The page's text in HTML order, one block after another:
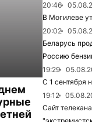
20:46
В Могилеве
20:02
Беларусь
Россию
19:29
С 1 сентября
19:12
Сайт